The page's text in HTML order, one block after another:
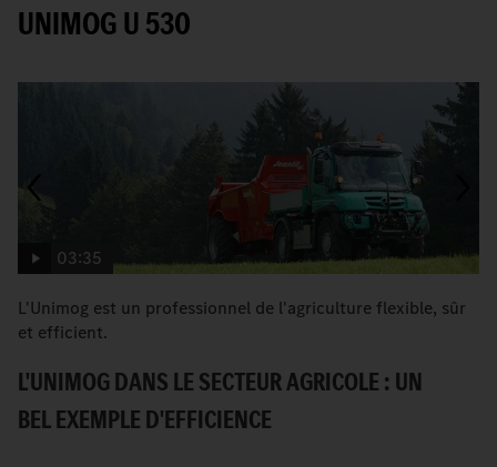
UNIMOG U 530
03:35
L'Unimog est un professionnel de l'agriculture flexible, sûr
et efficient.
L'UNIMOG DANS LE SECTEUR AGRICOLE : UN
BEL EXEMPLE D'EFFICIENCE